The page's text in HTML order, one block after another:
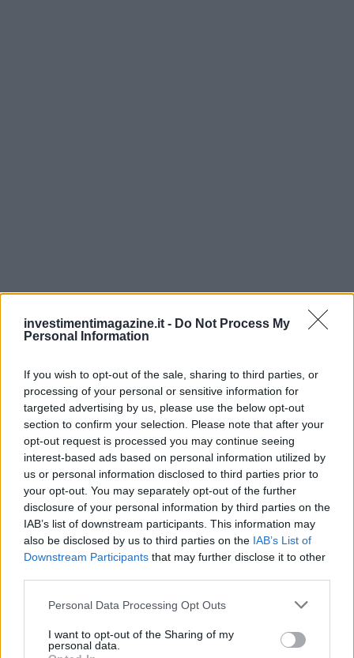
investimentimagazine.it - Do Not Process My
Personal Information
If you wish to opt-out of the sale, sharing to third parties, or
processing of your personal or sensitive information for
targeted advertising by us, please use the below opt-out
section to confirm your selection. Please note that after your
opt-out request is processed you may continue seeing
interest-based ads based on personal information utilized by
us or personal information disclosed to third parties prior to
your opt-out. You may separately opt-out of the further
disclosure of your personal information by third parties on the
IAB’s list of downstream participants. This information may
also be disclosed by us to third parties on the IAB’s List of
Downstream Participants that may further disclose it to other
Please note that this website/app uses one or more Google
not limited to your visit or usage behaviour. You may click to
grant or deny consent to Google and its third-party tags to
Personal Data Processing Opt Outs
I want to opt-out of the Sharing of my
personal data.
Continua a leggere
NEWS
Andrea Innocenti · 5 Ago 2026